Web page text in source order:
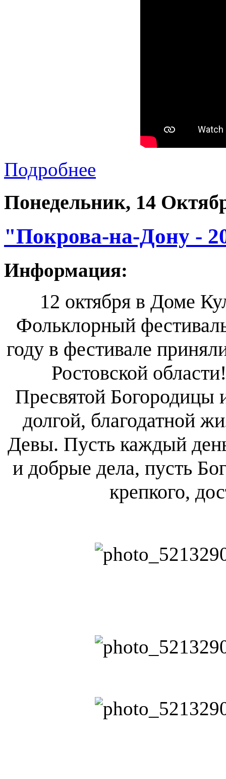
Подробнее
Понедельник, 14
"Покрова-на-Дону -
Информация:
12 октября в Доме
Фольклорный
году в фестивале
Ростовской
Пресвятой Богородицы
долгой, благодатной
Девы. Пусть каждый
и добрые дела, пусть
крепкого,